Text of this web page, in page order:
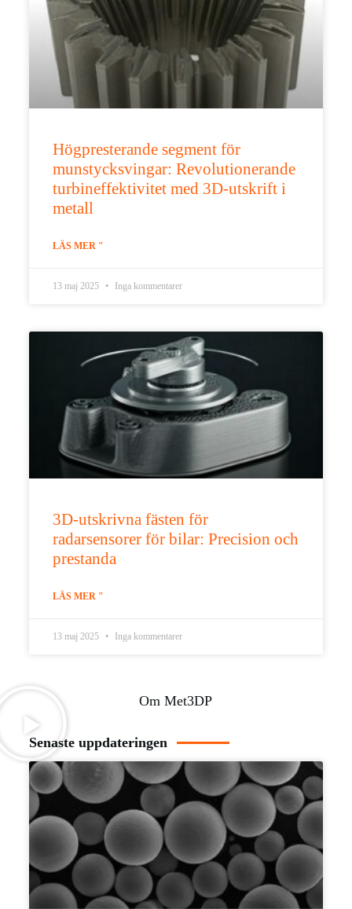
Högpresterande segment för
munstycksvingar: Revolutionerande
turbineffektivitet med 3D-utskrift i
metall
LÄS MER "
13 maj 2025 Inga kommentarer
3D-utskrivna fästen för
radarsensorer för bilar: Precision och
prestanda
LÄS MER "
13 maj 2025 Inga kommentarer
Om Met3DP
Senaste uppdateringen